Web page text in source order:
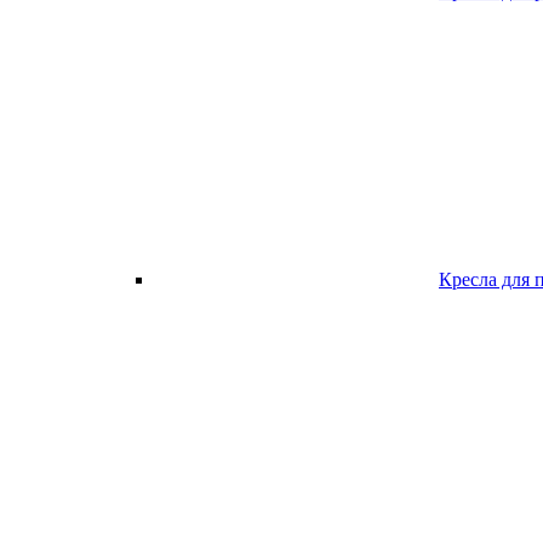
Кресла для